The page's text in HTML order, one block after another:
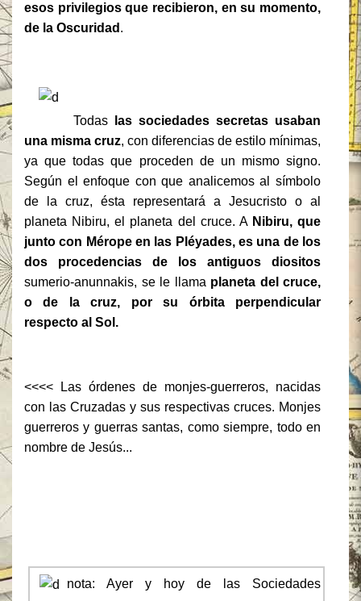
esos privilegios que recibieron, en su momento,
de la Oscuridad .
Todas
las sociedades secretas usaban
una misma cruz, con diferencias de estilo mínimas,
ya que todas que proceden de un mismo signo.
Según el enfoque con que analicemos al símbolo
de la cruz, ésta representará a Jesucristo o al
planeta Nibiru, el planeta del cruce. A Nibiru, que
junto con Mérope en las Pléyades, es una de los
dos procedencias de los antiguos diositos
sumerio-anunnakis, se le llama planeta del cruce,
o de la cruz, por su órbita perpendicular
respecto al Sol.
<<<< Las órdenes de monjes-guerreros, nacidas
con las Cruzadas y sus respectivas cruces. Monjes
guerreros y guerras santas, como siempre, todo en
nombre de Jesús...
nota: Ayer y hoy de las Sociedades